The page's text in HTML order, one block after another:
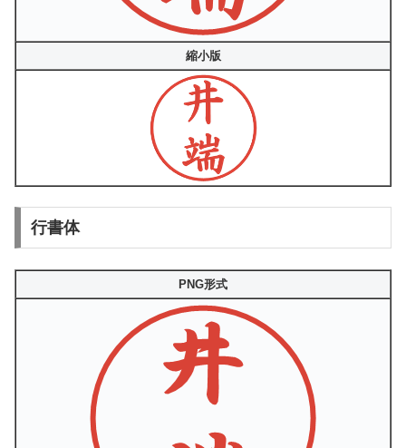
縮小版
行書体
PNG形式